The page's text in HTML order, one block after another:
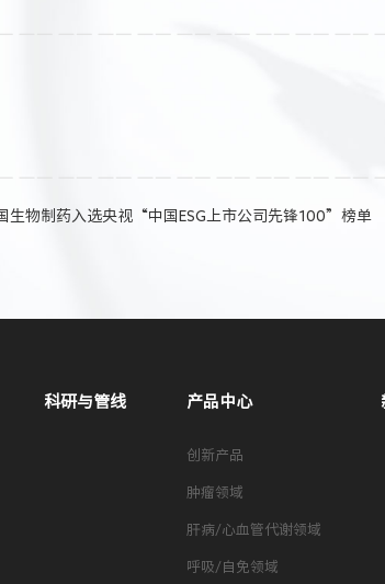
生物制药入选央视“中国ESG上市公司先锋100”榜单
科研与管线 产品中心
创新产品
肿瘤领域
肝病/心血管代谢领域
呼吸/自免领域